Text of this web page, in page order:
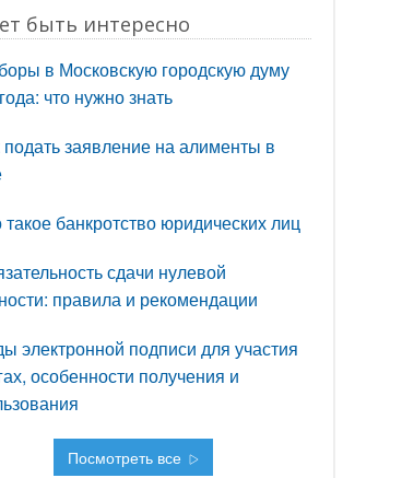
быть интересно
в Московскую городскую думу
что нужно знать
подать заявление на алименты в
такое банкротство юридических лиц
сдачи нулевой
правила и рекомендации
электронной подписи для участия
особенности получения и
Посмотреть все